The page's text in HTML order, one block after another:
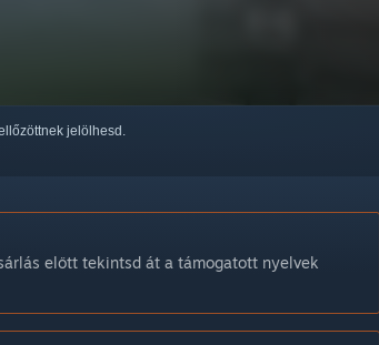
jelölhesd.
előtt tekintsd át a támogatott nyelvek